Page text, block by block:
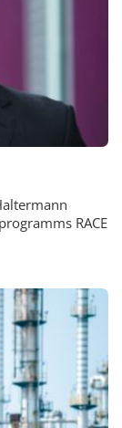
RACE